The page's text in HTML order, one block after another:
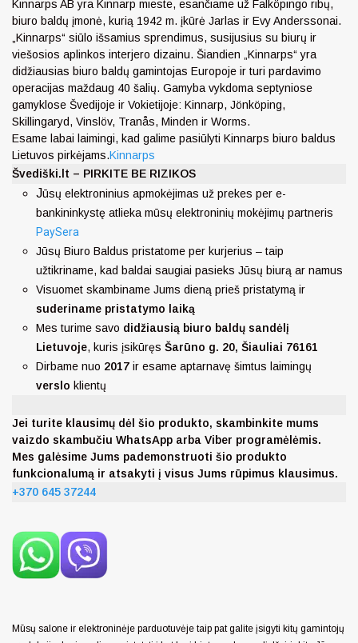
Kinnarps AB yra Kinnarp mieste, esančiame už Falköpingo ribų,
biuro baldų įmonė, kurią 1942 m. įkūrė Jarlas ir Evy Anderssonai.
„Kinnarps“ siūlo išsamius sprendimus, susijusius su biurų ir
viešosios aplinkos interjero dizainu. Šiandien „Kinnarps“ yra
didžiausias biuro baldų gamintojas Europoje ir turi pardavimo
operacijas maždaug 40 šalių. Gamyba vykdoma septyniose
gamyklose Švedijoje ir Vokietijoje: Kinnarp, Jönköping,
Skillingaryd, Vinslöv, Tranås, Minden ir Worms.
Esame labai laimingi, kad galime pasiūlyti Kinnarps biuro baldus
Lietuvos pirkėjams.Kinnarps
Švediški.lt – PIRKITE BE RIZIKOS
Jūsų elektroninius apmokėjimas už prekes per e-
bankininkystę atlieka mūsų elektroninių mokėjimų partneris
PaySera
Jūsų Biuro Baldus pristatome per kurjerius – taip
užtikriname, kad baldai saugiai pasieks Jūsų biurą ar namus
Visuomet skambiname Jums dieną prieš pristatymą ir
suderiname pristatymo laiką
Mes turime savo didžiausią biuro baldų sandėlį
Lietuvoje, kuris įsikūręs Šarūno g. 20, Šiauliai 76161
Dirbame nuo 2017 ir esame aptarnavę šimtus laimingų
verslo klientų
Jei turite klausimų dėl šio produkto, skambinkite mums
vaizdo skambučiu WhatsApp arba Viber programėlėmis.
Mes galėsime Jums pademonstruoti šio produkto
funkcionalumą ir atsakyti į visus Jums rūpimus klausimus.
+370 645 37244
Mūsų salone ir elektroninėje parduotuvėje taip pat galite įsigyti kitų gamintojų